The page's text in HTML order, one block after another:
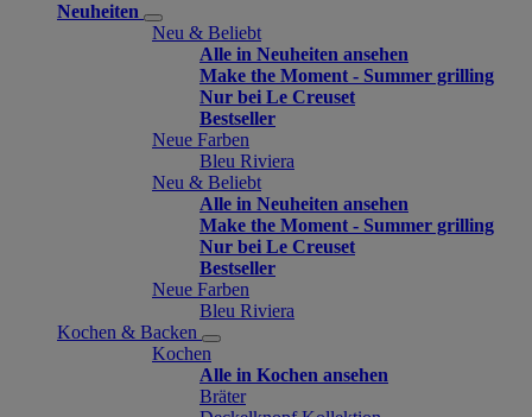
Neuheiten
Neu & Beliebt
Alle in Neuheiten ansehen
Make the Moment - Summer grilling
Nur bei Le Creuset
Bestseller
Neue Farben
Bleu Riviera
Neu & Beliebt
Alle in Neuheiten ansehen
Make the Moment - Summer grilling
Nur bei Le Creuset
Bestseller
Neue Farben
Bleu Riviera
Kochen & Backen
Kochen
Alle in Kochen ansehen
Bräter